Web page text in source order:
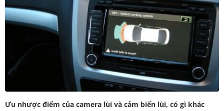
Ưu nhược điểm của camera lùi và cảm biến lùi, có gì khác